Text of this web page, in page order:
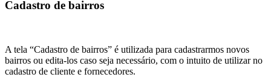
Cadastro de bairros
A tela “Cadastro de bairros” é utilizada para cadastrarmos novos
bairros ou edita-los caso seja necessário, com o intuito de utilizar no
cadastro de cliente e fornecedores.